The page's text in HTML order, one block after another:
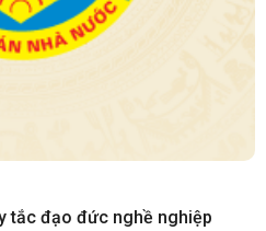
tắc đạo đức nghề nghiệp